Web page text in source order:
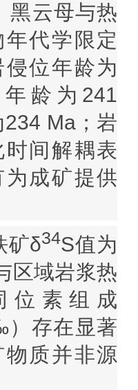
黑云母与热
代学限定
位年龄为
龄为 241
234 Ma；岩
间解耦表
成矿提供
矿δ34S值为
区域岩浆热
位素组成
）存在显著
质并非源